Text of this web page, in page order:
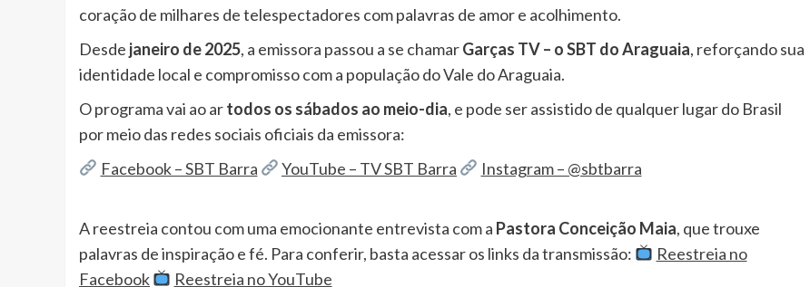
coração de milhares de telespectadores com palavras de amor e acolhimento.
Desde janeiro de 2025, a emissora passou a se chamarGarças TV – o SBT do Araguaia, reforçando sua
identidade local e compromisso com a população do Vale do Araguaia.
O programa vai ao artodos os sábados ao meio-dia, e pode ser assistido de qualquer lugar do Brasil
por meio das redes sociais oficiais da emissora:
Facebook – SBT Barra
YouTube – TV SBT Barra Instagram – @sbtbarra
A reestreia contou com uma emocionante entrevista com a Pastora Conceição Maia, que trouxe
palavras de inspiração e fé. Para conferir, basta acessar os links da transmissão:
Reestreia no
Facebook
Reestreia no YouTube